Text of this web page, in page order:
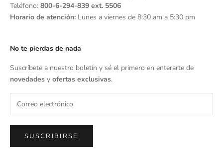
Teléfono: 800-6-294-839 ext. 5506
Horario de atención: Lunes a viernes de 8:30 am a 5:30 pm
No te pierdas de nada
Suscríbete a nuestro boletín y sé el primero en enterarte de
novedades y ofertas exclusivas.
SUSCRIBIRSE